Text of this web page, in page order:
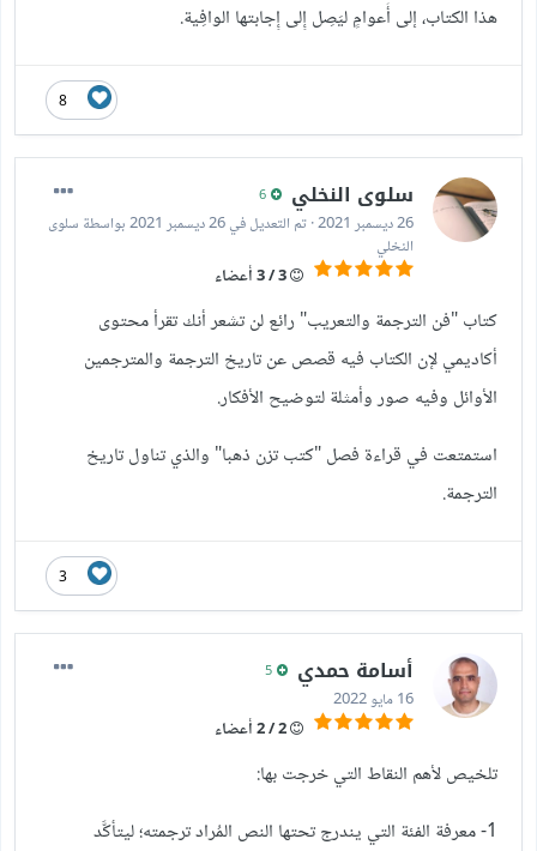
هذا الكتاب، إلى أَعوامٍ ليَصِل إِلى إِجابتها الوافِية.
8
سلوى النخلي
26 ديسمبر 2021 ·تم التعديل في26 ديسمبر 2021
بواسطة سلوى
النخلي
كتاب "فن الترجمة والتعريب" رائع لن تشعر أنك تقرأ محتوى
أكاديمي لإن الكتاب فيه قصص عن تاريخ الترجمة والمترجمين
الأوائل وفيه صور وأمثلة لتوضيح الأفكار.
استمتعت في قراءة فصل "كتب تزن ذهبا" والذي تناول تاريخ
الترجمة.
3
أسامة حمدي
16 مايو 2022
تلخيص لأهم النقاط التي خرجت بها:
1- معرفة الفئة التي يندرج تحتها النص المُراد ترجمته؛ ليتأكَّد